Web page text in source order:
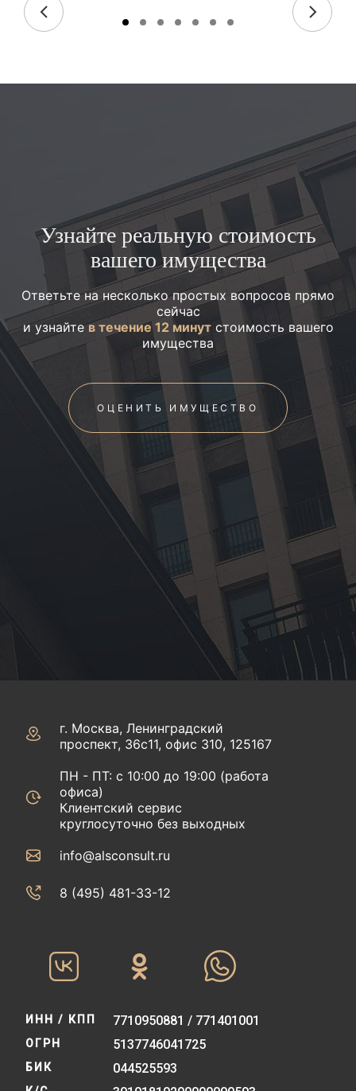
Узнайте реальную стоимость
вашего имущества
Ответьте на несколько простых вопросов прямо
сейчас
и узнайтев течение 12 минутстоимость вашего
имущества
ОЦЕНИТЬ ИМУЩЕСТВО
г. Москва, Ленинградский
проспект, 36с11, офис 310, 125167
ПН - ПТ: с 10:00 до 19:00 (работа
офиса)
Клиентский сервис
круглосуточно без выходных
info@alsconsult.ru
8 (495) 481-33-12‬‬
ИНН / КПП 7710950881 / 771401001
ОГРН 5137746041725
БИК 044525593